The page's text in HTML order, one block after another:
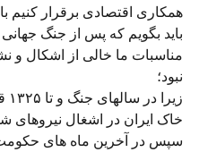
همکاری اقتصادی برقرار کنیم
باید بگویم که پس از جنگ جهانی
مناسبات ما خالی از اشکال و
نبود؛
خاک ایران در اشغال نیروهای
سپس در آخرین ماه های